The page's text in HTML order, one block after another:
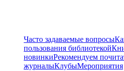
Часто задаваемые вопросы
пользования библиотекой
новинкиРекомендуем
журналыКлубыМероприятия